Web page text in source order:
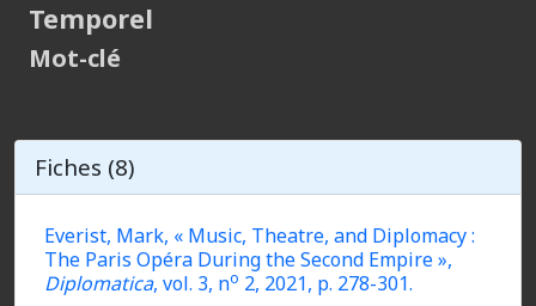
Temporel
Mot-clé
Fiches (8)
Everist, Mark, « Music, Theatre, and Diplomacy :
The Paris Opéra During the Second Empire »,
Diplomatica, vol. 3, no 2, 2021, p. 278-301.